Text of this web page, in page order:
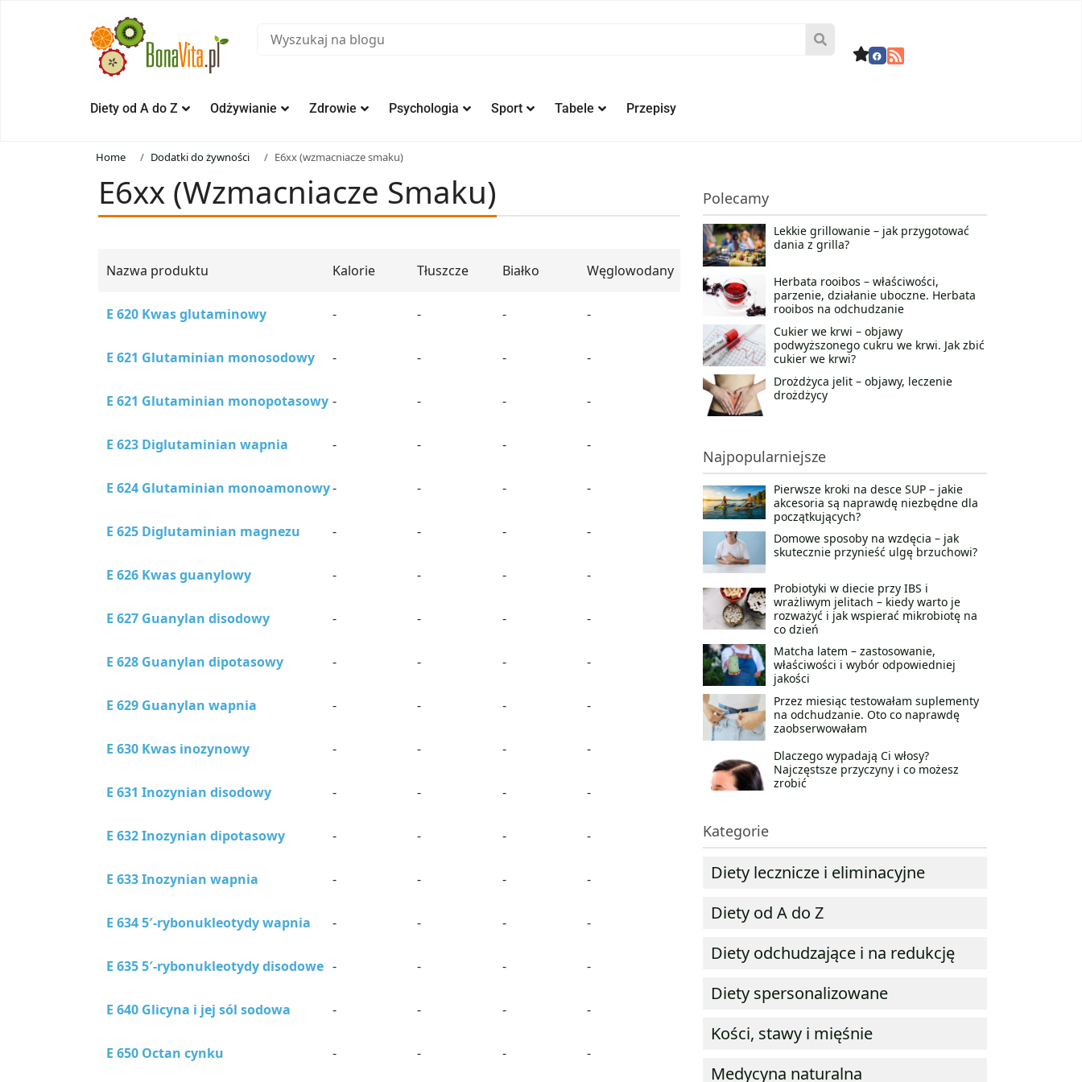
Diety od A do Z Odżywianie Zdrowie Psychologia Sport Tabele Przepisy
Home Dodatki do żywności E6xx (wzmacniacze smaku)
E6xx (wzmacniacze Smaku)
Nazwa produktu Kalorie Tłuszcze Białko Węglowodany
E 620 Kwas glutaminowy - - - -
E 621 Glutaminian monosodowy - - - -
E 621 Glutaminian monopotasowy - - - -
E 623 Diglutaminian wapnia - - - -
E 624 Glutaminian monoamonowy- - - -
E 625 Diglutaminian magnezu - - - -
E 626 Kwas guanylowy - - - -
E 627 Guanylan disodowy - - - -
E 628 Guanylan dipotasowy - - - -
E 629 Guanylan wapnia - - - -
E 630 Kwas inozynowy - - - -
E 631 Inozynian disodowy - - - -
E 632 Inozynian dipotasowy - - - -
E 633 Inozynian wapnia - - - -
E 634 5′-rybonukleotydy wapnia - - - -
E 635 5′-rybonukleotydy disodowe - - - -
E 640 Glicyna i jej sól sodowa - - - -
E 650 Octan cynku - - - -
Polecamy
Lekkie grillowanie – jak przygotować
dania z grilla?
Herbata rooibos – właściwości,
parzenie, działanie uboczne. Herbata
rooibos na odchudzanie
Cukier we krwi – objawy
podwyższonego cukru we krwi. Jak zbić
cukier we krwi?
Drożdżyca jelit – objawy, leczenie
drożdżycy
Najpopularniejsze
Pierwsze kroki na desce SUP – jakie
akcesoria są naprawdę niezbędne dla
początkujących?
Domowe sposoby na wzdęcia – jak
skutecznie przynieść ulgę brzuchowi?
Probiotyki w diecie przy IBS i
wrażliwym jelitach – kiedy warto je
rozważyć i jak wspierać mikrobiotę na
co dzień
Matcha latem – zastosowanie,
właściwości i wybór odpowiedniej
jakości
Przez miesiąc testowałam suplementy
na odchudzanie. Oto co naprawdę
zaobserwowałam
Dlaczego wypadają Ci włosy?
Najczęstsze przyczyny i co możesz
zrobić
Kategorie
Diety lecznicze i eliminacyjne
Diety od A do Z
Diety odchudzające i na redukcję
Diety spersonalizowane
Kości, stawy i mięśnie
Medycyna naturalna